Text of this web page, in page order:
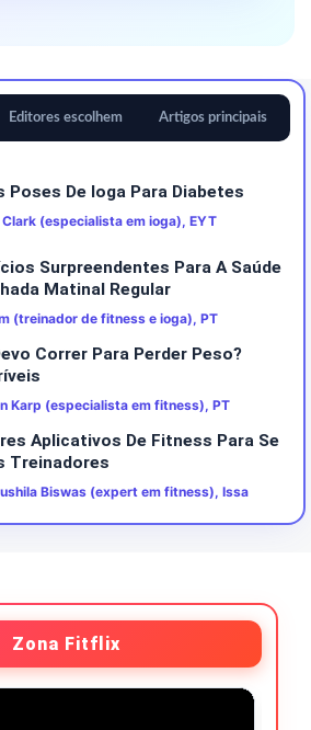
Editores escolhem Artigos principais
Poses De Ioga Para Diabetes
Clark (especialista em ioga), EYT
Surpreendentes Para A Saúde
Matinal Regular
(treinador de fitness e ioga), PT
Correr Para Perder Peso?
Karp (especialista em fitness), PT
Aplicativos De Fitness Para Se
Treinadores
Biswas (expert em fitness), Issa
Zona Fitflix